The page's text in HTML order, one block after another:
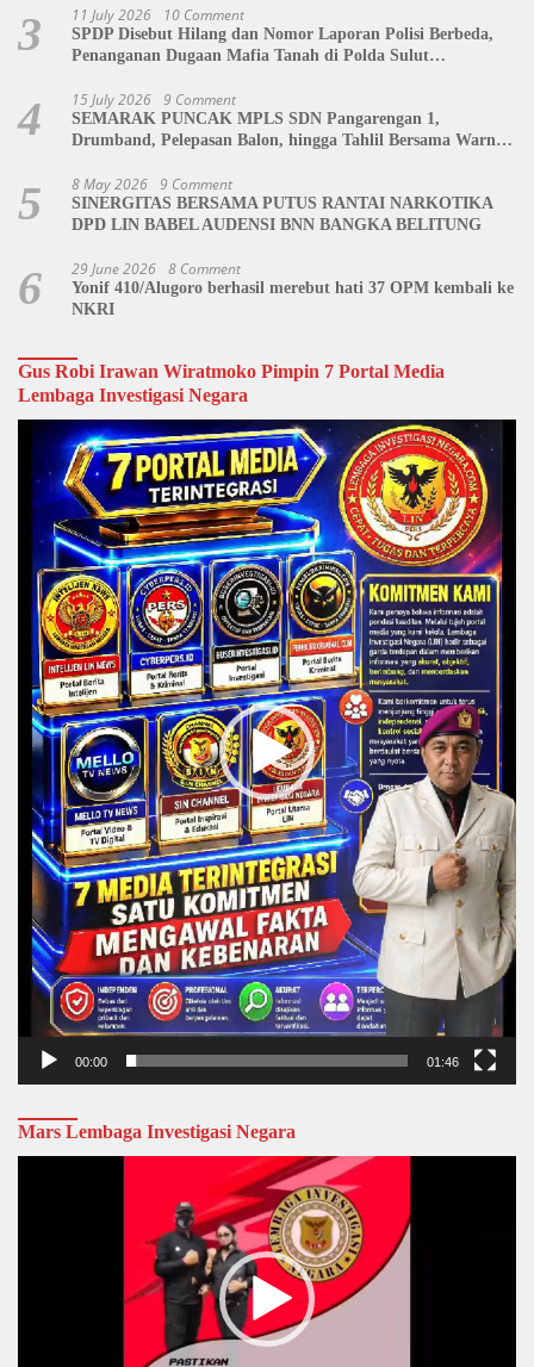
3 11 July 2026 10 Comment
SPDP Disebut Hilang dan Nomor Laporan Polisi Berbeda,
Penanganan Dugaan Mafia Tanah di Polda Sulut
4 15 July 2026 9 Comment
SEMARAK PUNCAK MPLS SDN Pangarengan 1,
Drumband, Pelepasan Balon, hingga Tahlil Bersama Warnai
5 8 May 2026 9 Comment
SINERGITAS BERSAMA PUTUS RANTAI NARKOTIKA
DPD LIN BABEL AUDENSI BNN BANGKA BELITUNG
6 29 June 2026 8 Comment
Yonif 410/Alugoro berhasil merebut hati 37 OPM kembali ke
NKRI
Gus Robi Irawan Wiratmoko Pimpin 7 Portal Media
Lembaga Investigasi Negara
Video
Player
00:00 01:46
Mars Lembaga Investigasi Negara